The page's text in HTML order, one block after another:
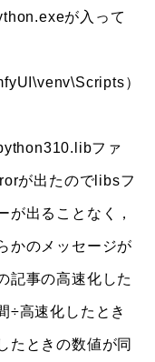
が入って
）
ファ
が出たのでlibsフ
が出ることなく，
かのメッセージが
記事の高速化した
÷高速化したとき
たときの数値が同